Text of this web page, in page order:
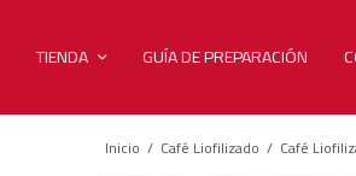
TIENDA GUÍA DE PREPARACIÓN
Inicio / Café Liofilizado / Café